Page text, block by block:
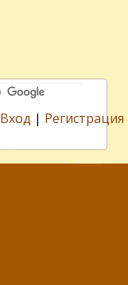
Вход | Регистрация